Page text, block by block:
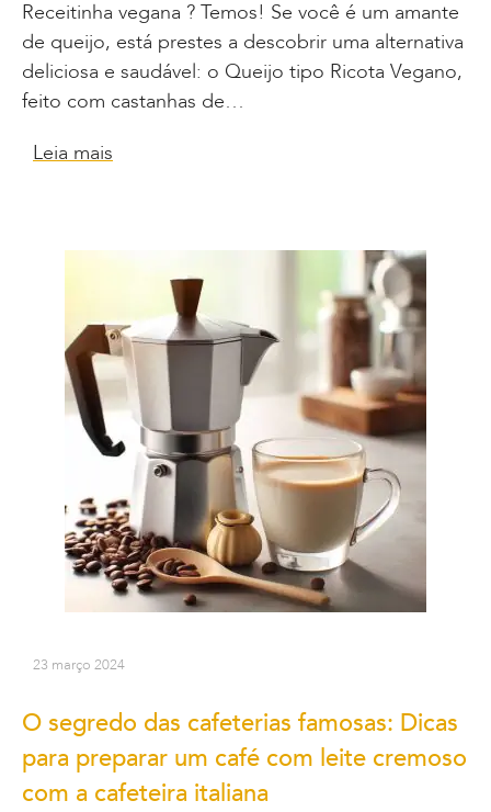
Receitinha vegana ? Temos! Se você é um amante
de queijo, está prestes a descobrir uma alternativa
deliciosa e saudável: o Queijo tipo Ricota Vegano,
feito com castanhas de…
Leia mais
23 março 2024
O segredo das cafeterias famosas: Dicas
para preparar um café com leite cremoso
com a cafeteira italiana